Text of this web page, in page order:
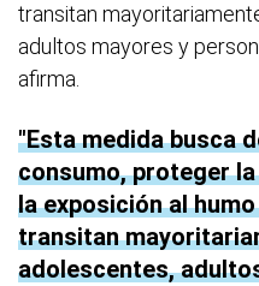
transitan
adultos mayores y
afirma.
Esta medida busca
consumo, proteger
la exposición al
transitan
adolescentes,